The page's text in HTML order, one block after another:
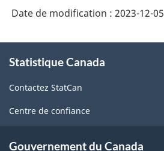
Date de modification : 2023-12-05
propos
ce
site
Statistique Canada
Contactez StatCan
Centre de confiance
Gouvernement du Canada